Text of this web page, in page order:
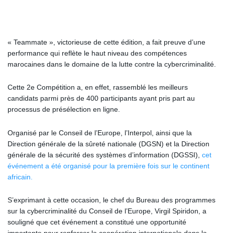
« Teammate », victorieuse de cette édition, a fait preuve d’une
performance qui reflète le haut niveau des compétences
marocaines dans le domaine de la lutte contre la cybercriminalité.
Cette 2e Compétition a, en effet, rassemblé les meilleurs
candidats parmi près de 400 participants ayant pris part au
processus de présélection en ligne.
Organisé par le Conseil de l’Europe, l’Interpol, ainsi que la
Direction générale de la sûreté nationale (DGSN) et la Direction
générale de la sécurité des systèmes d’information (DGSSI), cet
événement a été organisé pour la première fois sur le continent
africain.
S’exprimant à cette occasion, le chef du Bureau des programmes
sur la cybercriminalité du Conseil de l’Europe, Virgil Spiridon, a
souligné que cet événement a constitué une opportunité